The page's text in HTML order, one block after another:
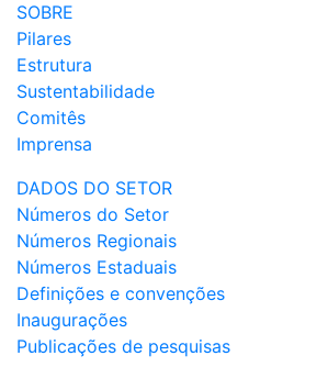
SOBRE
Pilares
Estrutura
Sustentabilidade
Comitês
Imprensa
DADOS DO SETOR
Números do Setor
Números Regionais
Números Estaduais
Definições e convenções
Inaugurações
Publicações de pesquisas